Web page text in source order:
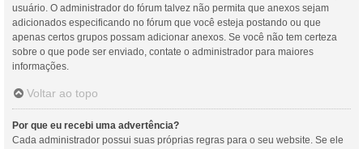
usuário. O administrador do fórum talvez não permita que anexos sejam
adicionados especificando no fórum que você esteja postando ou que
apenas certos grupos possam adicionar anexos. Se você não tem certeza
sobre o que pode ser enviado, contate o administrador para maiores
informações.
Voltar ao topo
Por que eu recebi uma advertência?
Cada administrador possui suas próprias regras para o seu website. Se ele